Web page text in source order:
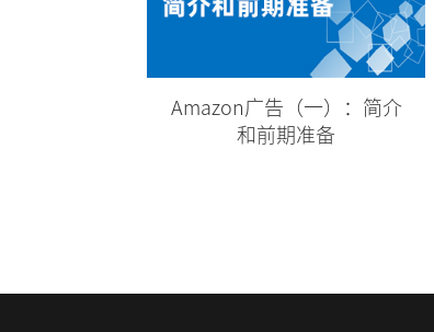
Amazon广告（一）：简介
和前期准备